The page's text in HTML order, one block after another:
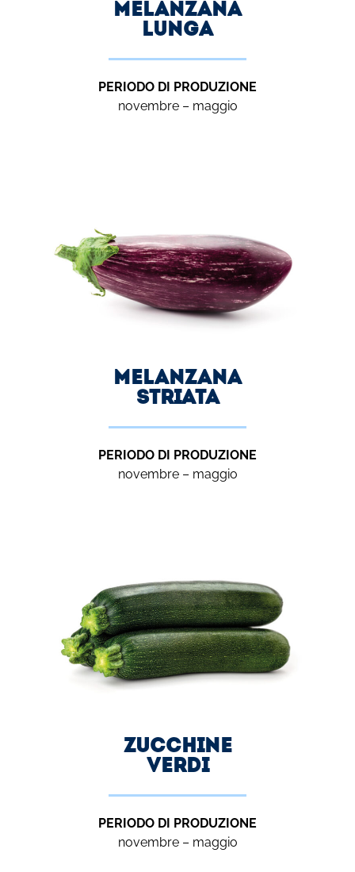
melanzana
lunga
PERIODO DI PRODUZIONE
novembre – maggio
melanzana
striata
PERIODO DI PRODUZIONE
novembre – maggio
zucchine
verdi
PERIODO DI PRODUZIONE
novembre – maggio